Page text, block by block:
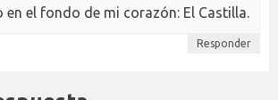
en el fondo de mi corazón: El Castilla.
Responder